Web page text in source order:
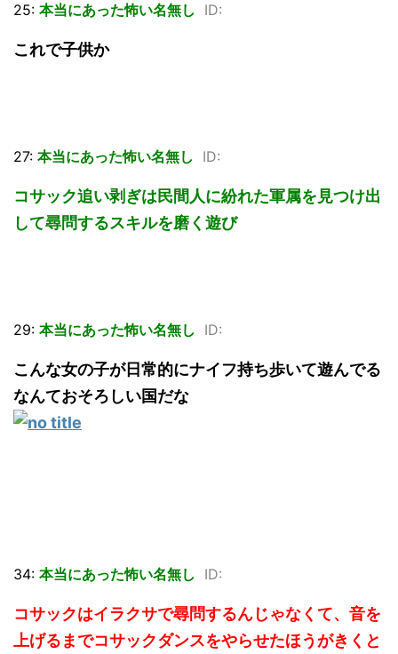
25: 本当にあった怖い名無し ID:
これで子供か
27: 本当にあった怖い名無し ID:
コサック追い剥ぎは民間人に紛れた軍属を見つけ出
して尋問するスキルを磨く遊び
29: 本当にあった怖い名無し ID:
こんな女の子が日常的にナイフ持ち歩いて遊んでる
なんておそろしい国だな
34: 本当にあった怖い名無し ID:
コサックはイラクサで尋問するんじゃなくて、音を
上げるまでコサックダンスをやらせたほうがきくと